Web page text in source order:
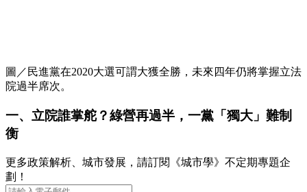
圖／民進黨在2020大選可謂大獲全勝，未來四年仍將掌握立法
院過半席次。
一、立院誰掌舵？綠營再過半，一黨「獨大」難制
衡
更多政策解析、城市發展，請訂閱《城市學》不定期專題企
劃！